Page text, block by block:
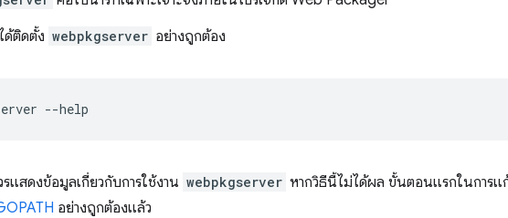
ด้ติดตั้ง webpkgserver อย่างถูกต้อง
แสดงข้อมูลเกี่ยวกับการใช้งาน webpkgserver หากวิธีนี้ไม่ได้ผล ขั้นตอนแรกในการ
อย่างถูกต้องแล้ว